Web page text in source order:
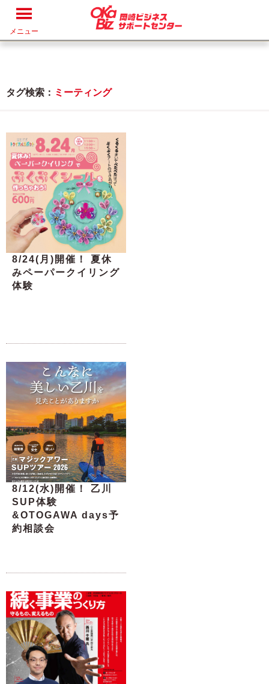
メニュー
タグ検索： ミーティング
8/24(月)開催！ 夏休
みペーパークイリング
体験
8/12(水)開催！ 乙川
SUP体験
&OTOGAWA days予
約相談会